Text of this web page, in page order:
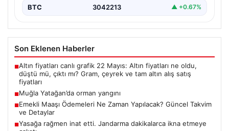
BTC 3042213 ▲ +0.67%
Son Eklenen Haberler
■Altın fiyatları canlı grafik 22 Mayıs: Altın fiyatları ne oldu,
düştü mü, çıktı mı? Gram, çeyrek ve tam altın alış satış
fiyatları
■Muğla Yatağan’da orman yangını
■Emekli Maaşı Ödemeleri Ne Zaman Yapılacak? Güncel Takvim
ve Detaylar
■Yasağa rağmen inat etti. Jandarma dakikalarca ikna etmeye